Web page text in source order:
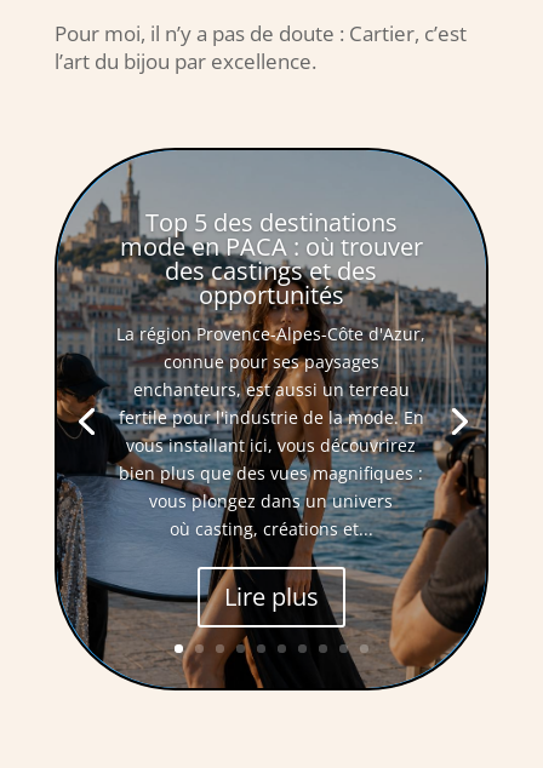
Pour moi, il n’y a pas de doute : Cartier, c’est
l’art du bijou par excellence.
Top 5 des destinations
mode en PACA : où trouver
des castings et des
opportunités
La région Provence-Alpes-Côte d'Azur,
connue pour ses paysages
enchanteurs, est aussi un terreau
fertile pour l'industrie de la mode. En
vous installant ici, vous découvrirez
bien plus que des vues magnifiques :
vous plongez dans un univers
où casting, créations et...
Lire plus